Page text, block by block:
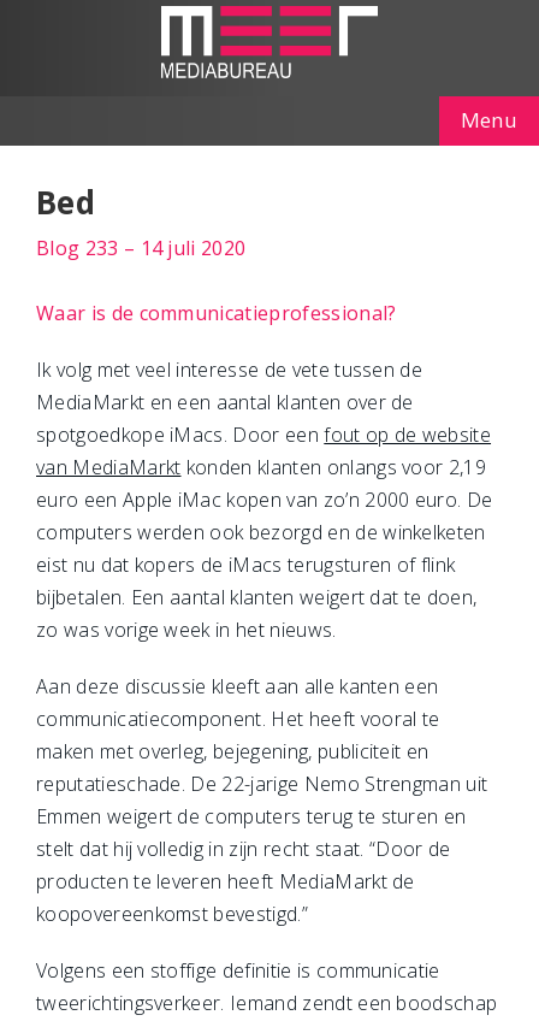
Menu
Bed
Blog 233 – 14 juli 2020
Waar is de communicatieprofessional?
Ik volg met veel interesse de vete tussen de
MediaMarkt en een aantal klanten over de
spotgoedkope iMacs. Door eenfout op de website
van MediaMarkt konden klanten onlangs voor 2,19
euro een Apple iMac kopen van zo’n 2000 euro. De
computers werden ook bezorgd en de winkelketen
eist nu dat kopers de iMacs terugsturen of flink
bijbetalen. Een aantal klanten weigert dat te doen,
zo was vorige week in het nieuws.
Aan deze discussie kleeft aan alle kanten een
communicatiecomponent. Het heeft vooral te
maken met overleg, bejegening, publiciteit en
reputatieschade. De 22-jarige Nemo Strengman uit
Emmen weigert de computers terug te sturen en
stelt dat hij volledig in zijn recht staat. “Door de
producten te leveren heeft MediaMarkt de
koopovereenkomst bevestigd.”
Volgens een stoffige definitie is communicatie
tweerichtingsverkeer. Iemand zendt een boodschap